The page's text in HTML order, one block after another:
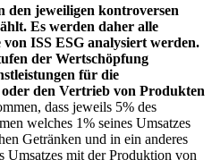
den jeweiligen kontroversen
Es werden daher alle
ISS ESG analysiert werden.
der Wertschöpfung
für die
den Vertrieb von Produkten
dass jeweils 5% des
welches 1% seines Umsatzes
Getränken und in ein anderes
Umsatzes mit der Produktion von